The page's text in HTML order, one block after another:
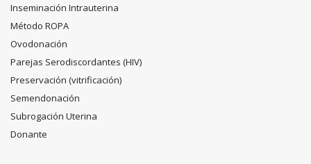
Inseminación Intrauterina
Método ROPA
Ovodonación
Parejas Serodiscordantes (HIV)
Preservación (vitrificación)
Semendonación
Subrogación Uterina
Donante